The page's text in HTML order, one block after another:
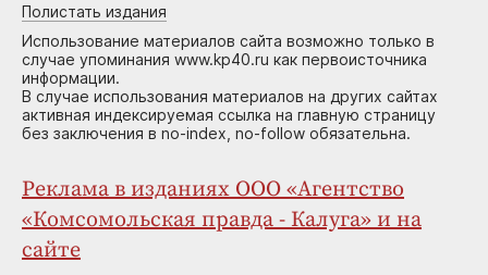
Полистать издания
Использование материалов сайта возможно только в
случае упоминания www.kp40.ru как первоисточника
информации.
В случае использования материалов на других сайтах
активная индексируемая ссылка на главную страницу
без заключения в no-index, no-follow обязательна.
Реклама в изданиях ООО «Агентство
«Комсомольская правда - Калуга» и на
сайте